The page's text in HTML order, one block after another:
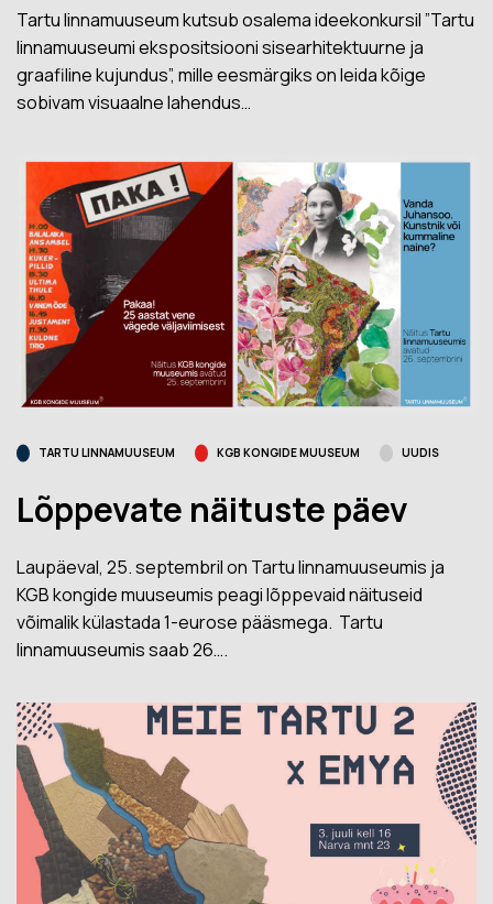
Tartu linnamuuseum kutsub osalema ideekonkursil ”Tartu
linnamuuseumi ekspositsiooni sisearhitektuurne ja
graafiline kujundus”, mille eesmärgiks on leida kõige
sobivam visuaalne lahendus…
TARTU LINNAMUUSEUM KGB KONGIDE MUUSEUM UUDIS
Lõppevate näituste päev
Laupäeval, 25. septembril on Tartu linnamuuseumis ja
KGB kongide muuseumis peagi lõppevaid näituseid
võimalik külastada 1-eurose pääsmega. Tartu
linnamuuseumis saab 26….